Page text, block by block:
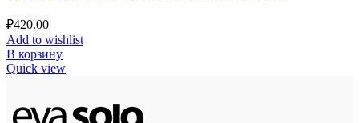
₽420.00
Add to wishlist
В корзину
Quick view